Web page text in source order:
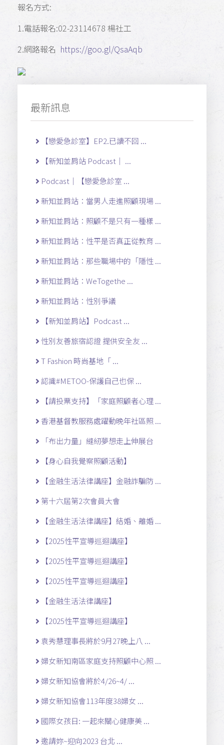
報名方式:
1.電話報名:02-23114678 楊社工
2.網路報名 https://goo.gl/QsaAqb
最新訊息
【戀愛急診室】EP2.已讀不回 ...
【新知並肩站 Podcast｜ ...
Podcast｜【戀愛急診室 ...
新知並肩站：當男人走進照顧現場 ...
新知並肩站：照顧不是只有一種樣 ...
新知並肩站：性平是否真正從教育 ...
新知並肩站：那些職場中的「隱性 ...
新知並肩站：WeTogethe ...
新知並肩站：性別爭議
【新知並肩站】Podcast ...
性別友善旅宿認證 提供安全友 ...
T Fashion 時尚基地「 ...
認識#METOO-保護自己也保 ...
【請投票支持】「家庭照顧者心理 ...
香港基督教服務處躍動晚年社區照 ...
「布出力量」縫紉夢想走上伸展台
【身心自我覺察照顧活動】
【金融生活法律講座】金融詐騙防 ...
第十六屆第2次會員大會
【金融生活法律講座】結婚、離婚 ...
【2025性平宣導巡迴講座】
【2025性平宣導巡迴講座】
【2025性平宣導巡迴講座】
【金融生活法律講座】
【2025性平宣導巡迴講座】
袁秀慧理事長將於9月27晚上八 ...
婦女新知南區家庭支持照顧中心照 ...
婦女新知協會將於4/26~4/ ...
婦女新知協會113年度38婦女 ...
國際女孩日: 一起來關心健康美 ...
邀請妳~迎向2023 台北 ...